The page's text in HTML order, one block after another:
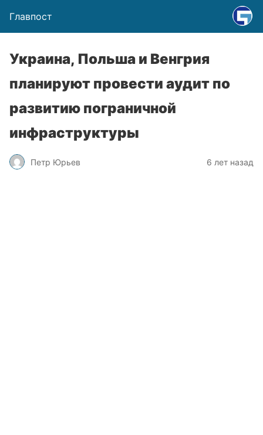
Главпост
Украина, Польша и Венгрия
планируют провести аудит по
развитию пограничной
инфраструктуры
Петр Юрьев 6 лет назад